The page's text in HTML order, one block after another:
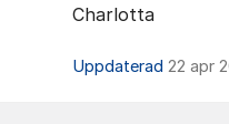
Charlotta
Uppdaterad 22 apr